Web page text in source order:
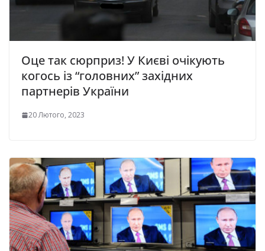
Оце так сюрприз! У Києві очікують
когось із “головних” західних
партнерів України
20 Лютого, 2023